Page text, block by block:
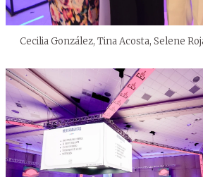
Cecilia González, Tina Acosta, Selene